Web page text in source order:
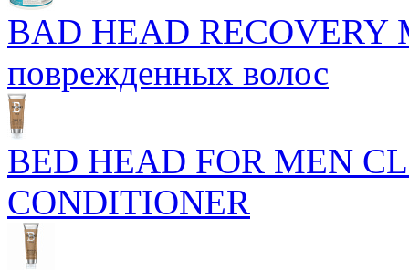
BAD HEAD RECOVERY
поврежденных волос
BED HEAD FOR MEN
CONDITIONER